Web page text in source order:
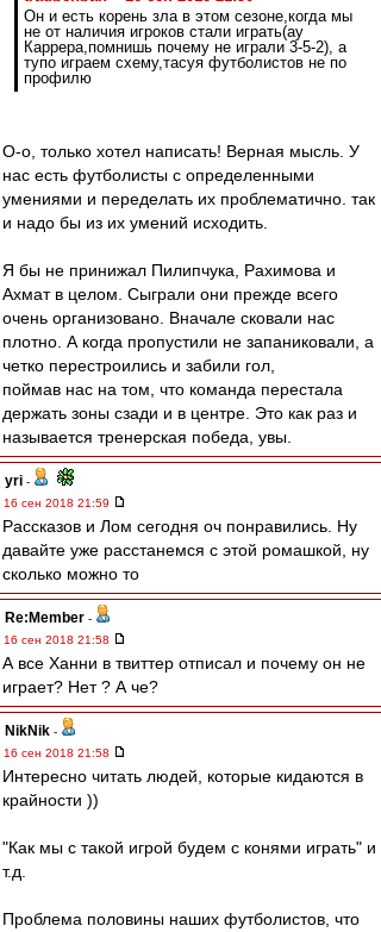
Он и есть корень зла в этом сезоне,когда мы
не от наличия игроков стали играть(ау
Каррера,помнишь почему не играли 3-5-2), а
тупо играем схему,тасуя футболистов не по
профилю
О-о, только хотел написать! Верная мысль. У
нас есть футболисты с определенными
умениями и переделать их проблематично. так
и надо бы из их умений исходить.
Я бы не принижал Пилипчука, Рахимова и
Ахмат в целом. Сыграли они прежде всего
очень организовано. Вначале сковали нас
плотно. А когда пропустили не запаниковали, а
четко перестроились и забили гол,
поймав нас на том, что команда перестала
держать зоны сзади и в центре. Это как раз и
называется тренерская победа, увы.
yri -
16 сен 2018 21:59
Рассказов и Лом сегодня оч понравились. Ну
давайте уже расстанемся с этой ромашкой, ну
сколько можно то
Re:Member -
16 сен 2018 21:58
А все Ханни в твиттер отписал и почему он не
играет? Нет ? А че?
NikNik -
16 сен 2018 21:58
Интересно читать людей, которые кидаются в
крайности ))
"Как мы с такой игрой будем с конями играть" и
т.д.
Проблема половины наших футболистов, что